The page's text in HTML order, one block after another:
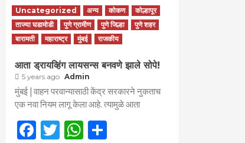
Uncategorized अन्य कोकण
कोल्हापूर
ताज्या घडामोडी
पुणे ग्रामीण पुणे जिल्हा
पुणे शहर
बारामती
महाराष्ट्र मुंबई राजकीय
आता ड्रायव्हिंग लायसन्स बनवणे झाले सोपे!
5 years ago Admin
मुंबई | वाहन परवान्यासाठी केंद्र सरकारने नुकताच
एक नवा नियम लागू केला आहे. त्यामुळे आता
Facebook
TwitterWhatsApp